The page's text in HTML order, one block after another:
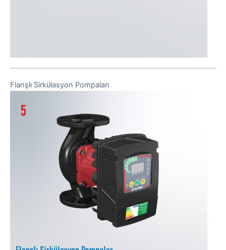
Flanşlı Sirkülasyon Pompaları